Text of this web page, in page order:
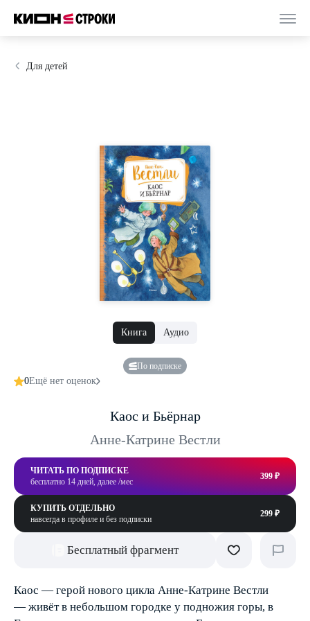
Для детей
Книга Аудио
По подписке
0Ещё нет оценок
Каос и Бьёрнар
Анне-Катрине Вестли
ЧИТАТЬ ПО ПОДПИСКЕ
бесплатно 14 дней, далее /мес
399 ₽
КУПИТЬ ОТДЕЛЬНО
навсегда в профиле и без подписки
299 ₽
Бесплатный фрагмент
Каос — герой нового цикла Анне-Катрине Вестли
— живёт в небольшом городке у подножия горы, в